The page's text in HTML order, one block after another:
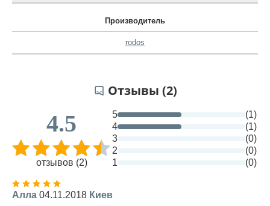
Производитель
rodos
Отзывы (2)
4.5
отзывов (2)
5
(1)
4
(1)
3
(0)
2
(0)
1
(0)
Алла 04.11.2018 Киев